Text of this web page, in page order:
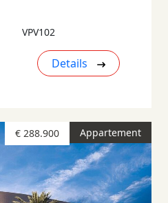
VPV102
Details
Appartement
€ 288.900